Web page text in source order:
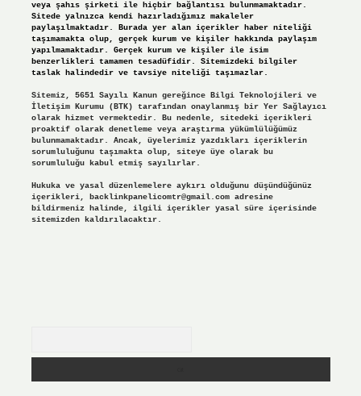
veya şahıs şirketi ile hiçbir bağlantısı bulunmamaktadır.
Sitede yalnızca kendi hazırladığımız makaleler
paylaşılmaktadır. Burada yer alan içerikler haber niteliği
taşımamakta olup, gerçek kurum ve kişiler hakkında paylaşım
yapılmamaktadır. Gerçek kurum ve kişiler ile isim
benzerlikleri tamamen tesadüfidir. Sitemizdeki bilgiler
taslak halindedir ve tavsiye niteliği taşımazlar.
Sitemiz, 5651 Sayılı Kanun gereğince Bilgi Teknolojileri ve
İletişim Kurumu (BTK) tarafından onaylanmış bir Yer Sağlayıcı
olarak hizmet vermektedir. Bu nedenle, sitedeki içerikleri
proaktif olarak denetleme veya araştırma yükümlülüğümüz
bulunmamaktadır. Ancak, üyelerimiz yazdıkları içeriklerin
sorumluluğunu taşımakta olup, siteye üye olarak bu
sorumluluğu kabul etmiş sayılırlar.
Hukuka ve yasal düzenlemelere aykırı olduğunu düşündüğünüz
içerikleri, backlinkpanelicomtr@gmail.comadresine
bildirmeniz halinde, ilgili içerikler yasal süre içerisinde
sitemizden kaldırılacaktır.